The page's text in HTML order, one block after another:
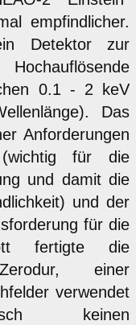
empfindlicher.
Detektor zur
0.1 - 2 keV
Das
Anforderungen
(wichtig für die
und damit die
und der
für die
fertigte die
einer
verwendet
keinen